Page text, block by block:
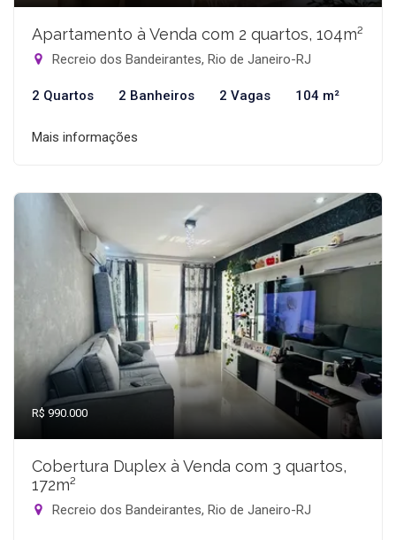
Apartamento à Venda com 2 quartos, 104m²
Recreio dos Bandeirantes, Rio de Janeiro-RJ
2 Quartos 2 Banheiros 2 Vagas 104 m²
Mais informações
R$ 990.000
Cobertura Duplex à Venda com 3 quartos,
172m²
Recreio dos Bandeirantes, Rio de Janeiro-RJ